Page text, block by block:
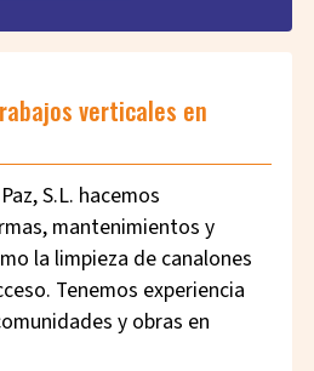
verticales en
S.L. hacemos
mantenimientos y
la limpieza de canalones
Tenemos experiencia
y obras en